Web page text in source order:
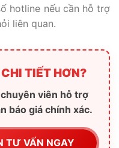
hotline nếu cần hỗ trợ
liên quan.
TIẾT HƠN?
viên hỗ trợ
báo giá chính xác.
TƯ VẤN NGAY